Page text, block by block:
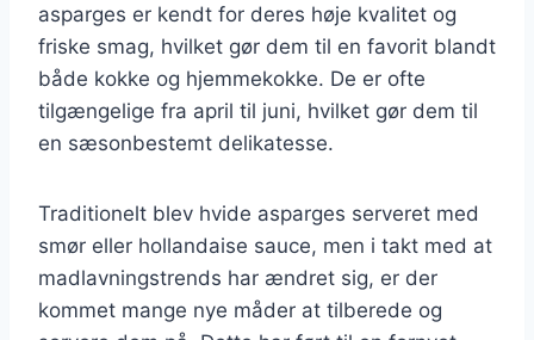
asparges er kendt for deres høje kvalitet og
friske smag, hvilket gør dem til en favorit blandt
både kokke og hjemmekokke. De er ofte
tilgængelige fra april til juni, hvilket gør dem til
en sæsonbestemt delikatesse.
Traditionelt blev hvide asparges serveret med
smør eller hollandaise sauce, men i takt med at
madlavningstrends har ændret sig, er der
kommet mange nye måder at tilberede og